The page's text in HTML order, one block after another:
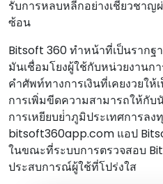
รับการหลบหลีกอย่างเชี่ยวชาญ
ซ้อน
Bitsoft 360 ทําหน้าที่เป็นราก
มันเชื่อมโยงผู้ใช้กับหน่วยงานก
คําศัพท์ทางการเงินที่เคยงวยให้
การเพิ่มขีดความสามารถให้กั
การเหยียบย่ําภูมิประเทศการล
bitsoft360app.com แอป
ในขณะที่ระบบการตรวจสอบ
ประสบการณ์ผู้ใช้ที่โปร่งใส